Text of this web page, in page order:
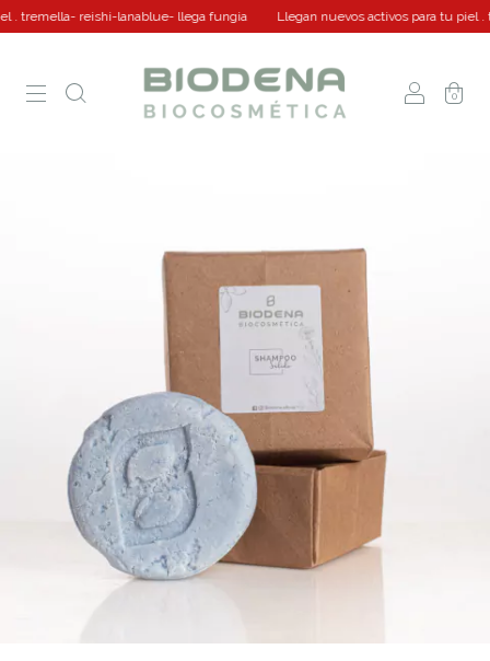
tremella- reishi-lanablue- llega fungia Llegan nuevos activos para tu piel .
0